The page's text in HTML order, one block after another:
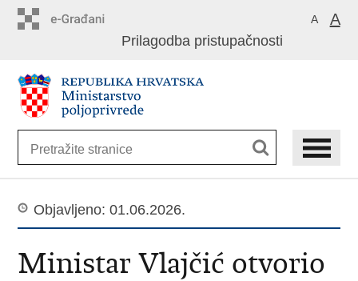
sadržaj
A A
Prilagodba pristupačnosti
Objavljeno: 01.06.2026.
Ministar Vlajčić otvorio